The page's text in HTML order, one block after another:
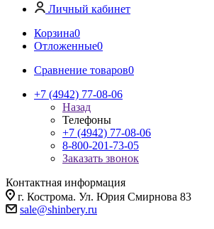
Личный кабинет
Корзина0
Отложенные0
Сравнение товаров0
+7 (4942) 77-08-06
Назад
Телефоны
+7 (4942) 77-08-06
8-800-201-73-05
Заказать звонок
Контактная информация
г. Кострома. Ул. Юрия Смирнова 83
sale@shinbery.ru